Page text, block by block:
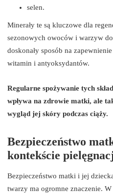
selen.
Minerały te są kluczowe dla
sezonowych owoców i warzyw
doskonały sposób na
witamin i antyoksydantów.
Regularne spożywanie tych
wpływa na zdrowie matki, ale
wygląd jej skóry podczas ciąży.
Bezpieczeństwo
kontekście
Bezpieczeństwo matki i jej
twarzy ma ogromne znaczenie.